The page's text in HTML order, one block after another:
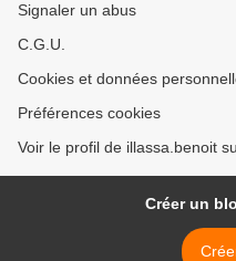
Signaler un abus
C.G.U.
Cookies et données
Préférences cookies
Voir le profil de illassa.benoit
Créer un